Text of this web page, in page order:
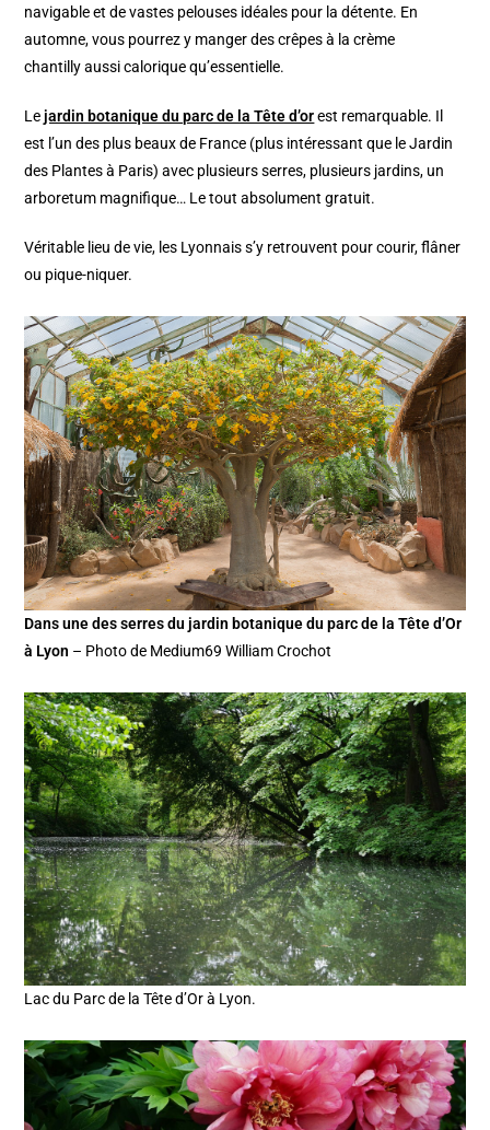
navigable et de vastes pelouses idéales pour la détente. En
automne, vous pourrez y manger des crêpes à la crème
chantilly aussi calorique qu’essentielle.
Lejardin botanique du parc de la Tête d’orest remarquable. Il
est l’un des plus beaux de France (plus intéressant que le Jardin
des Plantes à Paris) avec plusieurs serres, plusieurs jardins, un
arboretum magnifique… Le tout absolument gratuit.
Véritable lieu de vie, les Lyonnais s’y retrouvent pour courir, flâner
ou pique-niquer.
Dans une des serres du jardin botanique du parc de la Tête d’Or
à Lyon – Photo de Medium69 William Crochot
Lac du Parc de la Tête d’Or à Lyon.